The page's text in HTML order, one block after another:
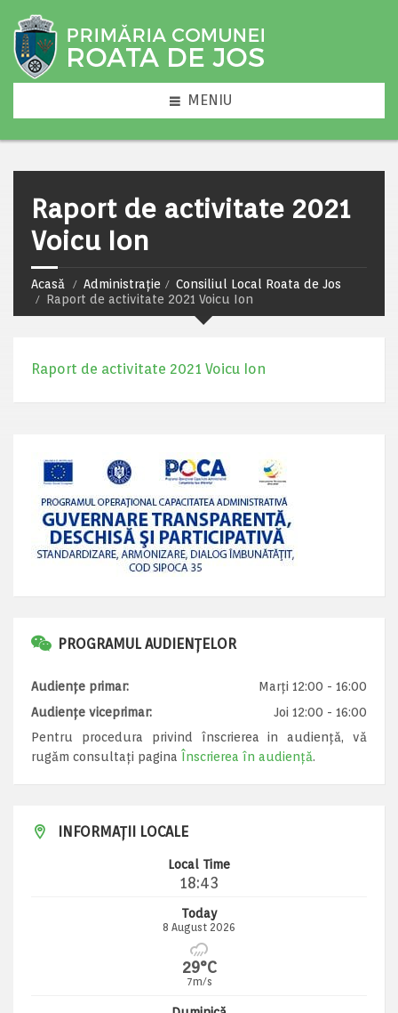
MENIU
Raport de activitate 2021
Voicu Ion
Acasă Administrație
Consiliul Local Roata de Jos
Raport de activitate 2021 Voicu Ion
Raport de activitate 2021 Voicu Ion
PROGRAMUL AUDIENȚELOR
Audiențe primar:
Marți 12:00 - 16:00
Audiențe viceprimar:
Joi 12:00 - 16:00
Pentru procedura privind înscrierea in audiență, vă
rugăm consultați pagina Înscrierea în audiență.
INFORMAȚII LOCALE
Local Time
18:43
Today
8 August 2026
29°C
7m/s